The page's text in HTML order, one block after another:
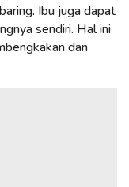
Ibu juga dapat
sendiri. Hal ini
dan